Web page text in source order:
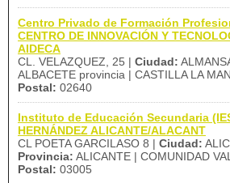
Centro Privado de Formación
CENTRO DE INNOVACIÓN Y
AIDECA
CL. VELAZQUEZ, 25 | Ciudad:
ALBACETE provincia | CASTILLA LA
Postal: 02640
Instituto de Educación Secundaria
HERNÁNDEZ ALICANTE/ALACANT
CL POETA GARCILASO 8 | Ciudad:
Provincia: ALICANTE | COMUNIDAD
Postal: 03005